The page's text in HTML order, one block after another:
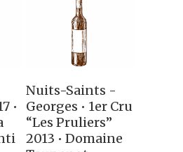
•
Ajouter Au
Panier
Nuits-Saints -
Georges • 1er Cru
“Les Pruliers”
2013 • Domaine